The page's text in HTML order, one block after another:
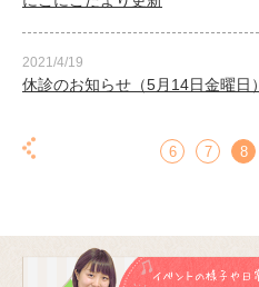
2021/4/19
休診のお知らせ（5月14日金曜日）
6 7 8